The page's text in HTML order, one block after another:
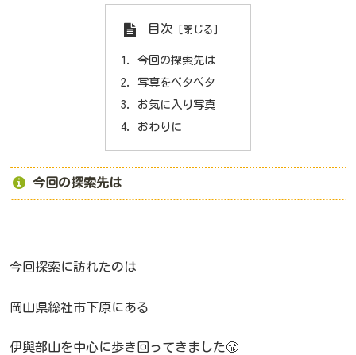
目次
今回の探索先は
写真をペタペタ
お気に入り写真
おわりに
今回の探索先は
今回探索に訪れたのは
岡山県総社市下原にある
伊與部山を中心に歩き回ってきました😤